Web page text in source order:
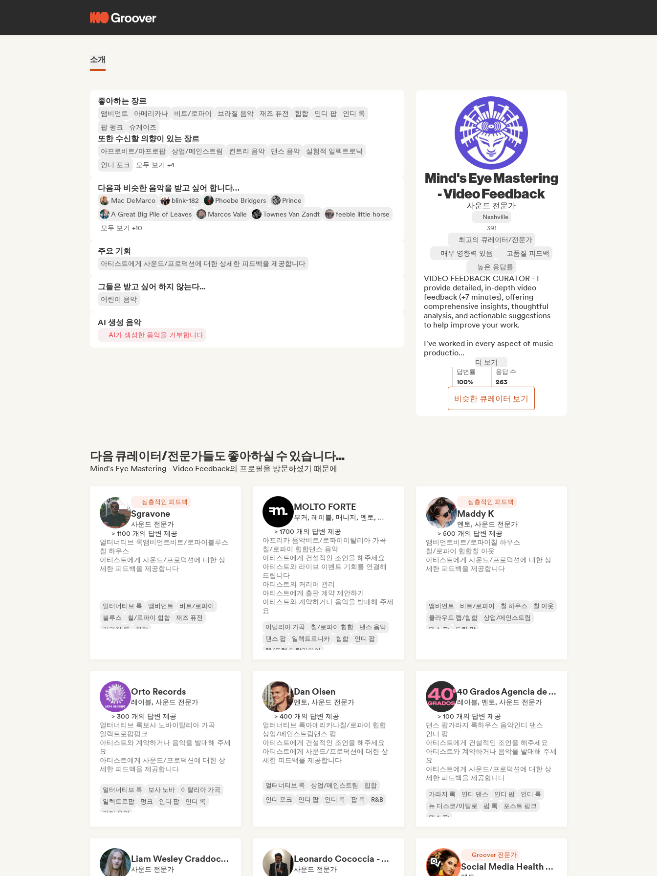
소개
좋아하는 장르
앰비언트 아메리카나 비트/로파이 브라질 음악 재즈 퓨전 힙합 인디 팝
인디 록
팝 펑크
슈게이즈
또한 수신할 의향이 있는 장르
아프로비트/아프로팝 상업/메인스트림 컨트리 음악 댄스 음악
실험적 일렉트로닉
인디 포크
모두 보기 +4
다음과 비슷한 음악을 받고 싶어 합니다…
Mac DeMarco blink-182 Phoebe Bridgers
Prince
A Great Big Pile of Leaves
Marcos Valle Townes Van Zandt
feeble little horse
모두 보기 +10
주요 기회
아티스트에게 사운드/프로덕션에 대한 상세한 피드백을 제공합니다
그들은 받고 싶어 하지 않는다...
어린이 음악
AI 생성 음악
AI가 생성한 음악을 거부합니다
Mind's Eye Mastering
- Video Feedback
사운드 전문가
Nashville
391
최고의 큐레이터/전문가
매우 영향력 있음
고품질 피드백
높은 응답률
VIDEO FEEDBACK CURATOR - I
provide detailed, in-depth video
feedback (+7 minutes), offering
comprehensive insights, thoughtful
analysis, and actionable suggestions
to help improve your work.
I've worked in every aspect of music
productio...
더 보기
답변률
100%
응답 수
263
비슷한 큐레이터 보기
다음 큐레이터/전문가들도 좋아하실 수 있습니다...
Mind's Eye Mastering - Video Feedback의 프로필을 방문하셨기 때문에
심층적인 피드백
Sgravone
사운드 전문가
> 1100 개의 답변 제공
얼터너티브 록앰비언트비트/로파이블루스
칠 하우스
아티스트에게 사운드/프로덕션에 대한 상
세한 피드백을 제공합니다
얼터너티브 록 앰비언트
비트/로파이
블루스
칠/로파이 힙합
재즈 퓨전
가라지 록
힙합
MOLTO FORTE
부커, 레이블, 매니저, 멘토, 출판사
> 1700 개의 답변 제공
아프리카 음악비트/로파이이탈리아 가곡
칠/로파이 힙합댄스 음악
아티스트에게 건설적인 조언을 해주세요
아티스트와 라이브 이벤트 기회를 연결해
드립니다
아티스트의 커리어 관리
아티스트에게 출판 계약 제안하기
아티스트와 계약하거나 음악을 발매해 주세
요
이탈리아 가곡 칠/로파이 힙합
댄스 음악
댄스 팝
일렉트로니카 힙합
인디 팝
랩/트랩 이탈리아어
심층적인 피드백
Maddy K
멘토, 사운드 전문가
> 500 개의 답변 제공
앰비언트비트/로파이칠 하우스
칠/로파이 힙합칠 아웃
아티스트에게 사운드/프로덕션에 대한 상
세한 피드백을 제공합니다
앰비언트 비트/로파이 칠 하우스
칠 아웃
클라우드 랩/힙합
상업/메인스트림
댄스 팝
드림 팝
Orto Records
레이블, 사운드 전문가
> 300 개의 답변 제공
얼터너티브 록보사 노바이탈리아 가곡
일렉트로팝펑크
아티스트와 계약하거나 음악을 발매해 주세
요
아티스트에게 사운드/프로덕션에 대한 상
세한 피드백을 제공합니다
얼터너티브 록 보사 노바
이탈리아 가곡
일렉트로팝
펑크 인디 팝
인디 록
라틴 음악
Dan Olsen
멘토, 사운드 전문가
> 400 개의 답변 제공
얼터너티브 록아메리카나칠/로파이 힙합
상업/메인스트림댄스 팝
아티스트에게 건설적인 조언을 해주세요
아티스트에게 사운드/프로덕션에 대한 상
세한 피드백을 제공합니다
얼터너티브 록 상업/메인스트림
힙합
인디 포크
인디 팝 인디 록 팝 록 R&B
40 Grados Agencia de Artistas
레이블, 멘토, 사운드 전문가
> 100 개의 답변 제공
댄스 팝가라지 록하우스 음악인디 댄스
인디 팝
아티스트에게 건설적인 조언을 해주세요
아티스트와 계약하거나 음악을 발매해 주세
요
아티스트에게 사운드/프로덕션에 대한 상
세한 피드백을 제공합니다
가라지 록 인디 댄스 인디 팝
인디 록
뉴 디스코/이탈로
팝 록
포스트 펑크
댄스 팝
Liam Wesley Craddock (Wally’s HydeOut @ Hyde Street Studios)
사운드 전문가
Leonardo Cococcia - Video Feedback
사운드 전문가
Groover 전문가
Social Media Health Check